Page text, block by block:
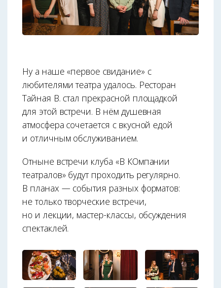
Ну а наше «первое свидание» с
любителями театра удалось. Ресторан
Тайная В. стал прекрасной площадкой
для этой встречи. В нём душевная
атмосфера сочетается с вкусной едой
и отличным обслуживанием.
Отныне встречи клуба «В КОмпании
театралов» будут проходить регулярно.
В планах — события разных форматов:
не только творческие встречи,
но и лекции, мастер-классы, обсуждения
спектаклей.